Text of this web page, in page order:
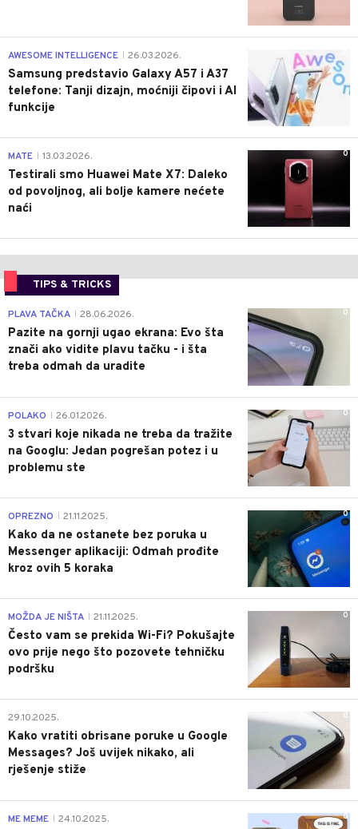
AWESOME INTELLIGENCE 26.03.2026.
Samsung predstavio Galaxy A57 i A37
telefone: Tanji dizajn, moćniji čipovi i AI
funkcije
0
MATE 13.03.2026.
Testirali smo Huawei Mate X7: Daleko
od povoljnog, ali bolje kamere nećete
naći
TIPS & TRICKS
0
PLAVA TAČKA 28.06.2026.
Pazite na gornji ugao ekrana: Evo šta
znači ako vidite plavu tačku - i šta
treba odmah da uradite
0
POLAKO 26.01.2026.
3 stvari koje nikada ne treba da tražite
na Googlu: Jedan pogrešan potez i u
problemu ste
0
OPREZNO 21.11.2025.
Kako da ne ostanete bez poruka u
Messenger aplikaciji: Odmah prođite
kroz ovih 5 koraka
0
MOŽDA JE NIŠTA 21.11.2025.
Često vam se prekida Wi-Fi? Pokušajte
ovo prije nego što pozovete tehničku
podršku
0
29.10.2025.
Kako vratiti obrisane poruke u Google
Messages? Još uvijek nikako, ali
rješenje stiže
0
ME MEME 24.10.2025.